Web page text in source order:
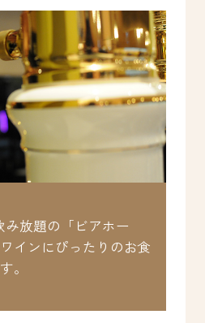
み放題の「ビアホー
インにぴったりのお食
。